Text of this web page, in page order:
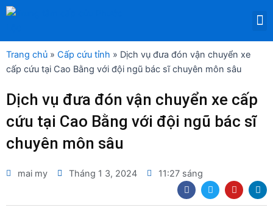
Nhảy
dung
Trang chủ » Cấp cứu tỉnh » Dịch vụ đưa đón vận chuyển xe
cấp cứu tại Cao Bằng với đội ngũ bác sĩ chuyên môn sâu
Dịch vụ đưa đón vận chuyển xe cấp
cứu tại Cao Bằng với đội ngũ bác sĩ
chuyên môn sâu
mai my Tháng 1 3, 2024 11:27 sáng
F
a
c
T
w
i
Y
o
u
L
i
n